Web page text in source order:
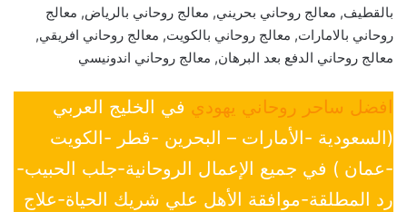
بالقطيف, معالج روحاني بحريني, معالج روحاني بالرياض, معالج
روحاني بالامارات, معالج روحاني بالكويت, معالج روحاني افريقي,
معالج روحاني الدفع بعد البرهان, معالج روحاني اندونيسي
افضل ساحر روحاني يهودي في الخليج العربي
(السعودية -الأمارات – البحرين -قطر -الكويت
-عمان ) في جميع الإعمال الروحانية-جلب الحبيب-
رد المطلقة-موافقة الأهل علي شريك الحياة-علاج